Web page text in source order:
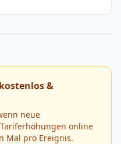
&
neue
online
Mal pro Ereignis.